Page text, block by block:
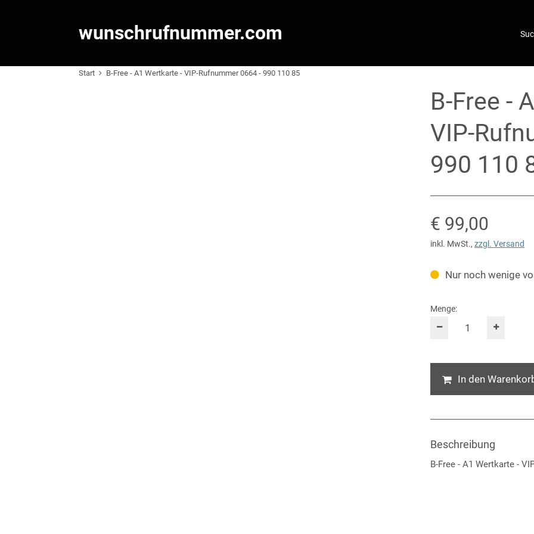
wunschrufnummer.com
Start B-Free - A1 Wertkarte - VIP-Rufnummer 0664 - 990 110 85
B-Free -
VIP-
990 110
€ 99,00
inkl. MwSt., zzgl. Versand
Nur noch wenige
Menge:
In den
Beschreibung
B-Free - A1 Wertkarte -